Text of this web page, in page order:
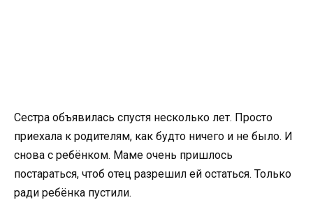
Сестра объявилась спустя несколько лет. Просто
приехала к родителям, как будто ничего и не было. И
снова с ребёнком. Маме очень пришлось
постараться, чтоб отец разрешил ей остаться. Только
ради ребёнка пустили.